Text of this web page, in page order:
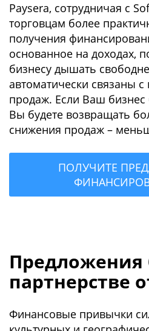
Paysera, сотрудничая с
торговцам более
получения
основанное на доходах,
бизнесу дышать
автоматически связаны
продаж. Если Ваш бизнес
Вы будете возвращать
снижения продаж –
ПОЛУЧИТЕ
Предложения
партнерстве
Финансовые привычки